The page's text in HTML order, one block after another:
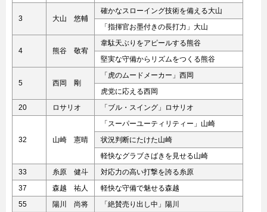
3 大山 悠輔
確かなスローイング技術を備える大山
「指揮官お墨付きの長打力」大山
4 熊谷 敬宥
韋駄天ぶりをアピールする熊谷
堅実な守備からリズムをつくる熊谷
5 西岡 剛
「虎のムードメーカー」西岡
虎党に応える西岡
20
ロサリオ 「ブル・スイング」ロサリオ
32 山崎 憲晴
「スーパーユーティリティー」山崎
状況判断にたけた山崎
軽快なグラブさばきを見せる山崎
33
糸原 健斗
対応力の高い打撃を誇る糸原
37
森越 祐人
軽快な守備で魅せる森越
55
陽川 尚将 「絶賛売り出し中」陽川